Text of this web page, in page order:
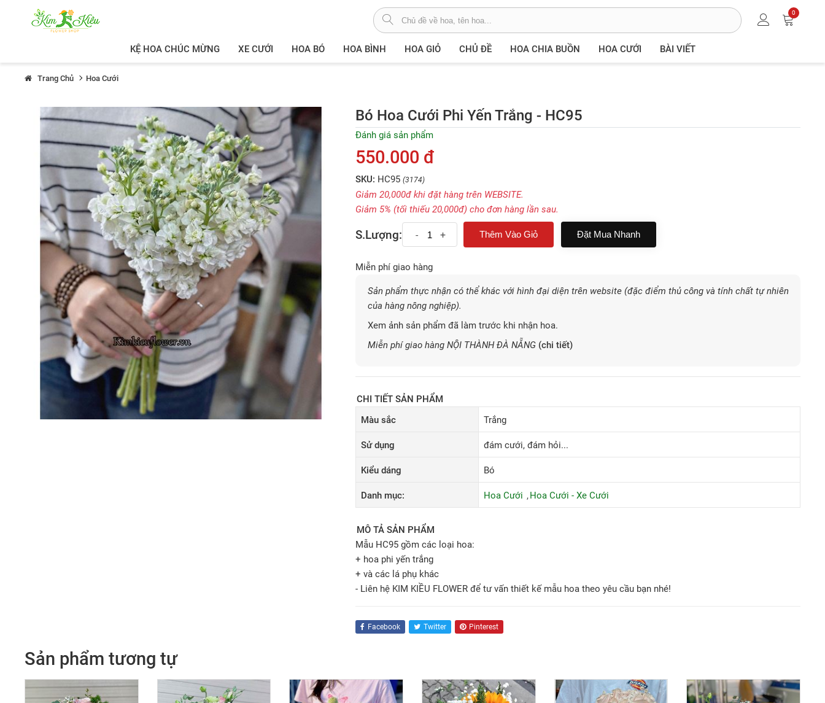
0
KỆ HOA CHÚC MỪNG XE CƯỚI HOA BÓ HOA BÌNH HOA GIỎ CHỦ ĐỀ HOA CHIA BUỒN HOA CƯỚI BÀI VIẾT
Trang Chủ Hoa Cưới
Bó Hoa Cưới Phi Yến Trắng - HC95
Đánh giá sản phẩm
550.000 đ
SKU: HC95 (3174)
Giảm 20,000đ khi đặt hàng trên WEBSITE.
Giảm 5% (tối thiếu 20,000đ) cho đơn hàng lần sau.
S.Lượng: - + Đặt Mua Nhanh
Miễn phí giao hàng
Sản phẩm thực nhận có thể khác với hình đại diện trên website (đặc điểm thủ công và tính chất tự nhiên
của hàng nông nghiệp).
Xem ảnh sản phẩm đã làm trước khi nhận hoa.
Miễn phí giao hàng NỘI THÀNH ĐÀ NẴNG (chi tiết)
CHI TIẾT SẢN PHẨM
Màu sắc
Trắng
Sử dụng đám cưới, đám hỏi...
Kiểu dáng Bó
Danh mục: Hoa Cưới Hoa Cưới - Xe Cưới
MÔ TẢ SẢN PHẨM
Mẫu HC95 gồm các loại hoa:
+ hoa phi yến trắng
+ và các lá phụ khác
- Liên hệ KIM KIỀU FLOWER để tư vấn thiết kế mẫu hoa theo yêu cầu bạn nhé!
Facebook Twitter Pinterest
Sản phẩm tương tự